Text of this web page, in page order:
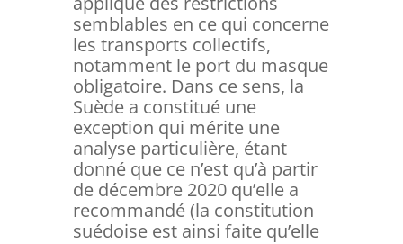
semblables en ce qui concerne
les transports collectifs,
notamment le port du masque
obligatoire. Dans ce sens, la
Suède a constitué une
exception qui mérite une
analyse particulière, étant
donné que ce n’est qu’à partir
de décembre 2020 qu’elle a
recommandé (la constitution
suédoise est ainsi faite qu’elle